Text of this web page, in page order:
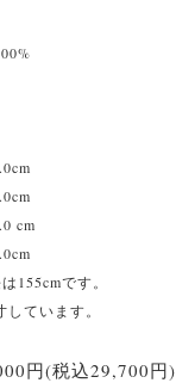
cm
155cmです。
ています。
円(税込29,700円)